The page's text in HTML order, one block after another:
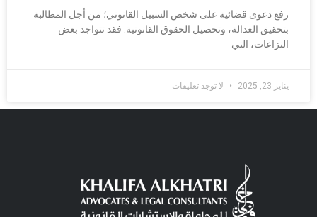
رفع دعوى قضائية على شخص السبيل القانوني؛ من أجل المطالبة
بتحقيق العدالة، وتحصيل الحقوق القانونية. فقد تتواجد بعض
النزاعات، التي
يناير 23, 2025 لا توجد تعليقات